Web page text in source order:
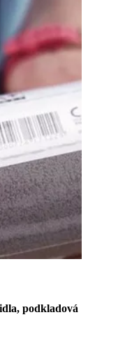
podkladová